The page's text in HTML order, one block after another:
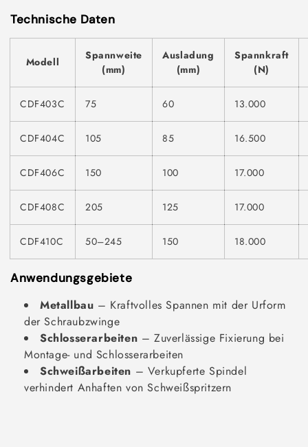
Technische Daten
Modell
Spannweite
(mm)
Ausladung
(mm)
Spannkraft
(N)
CDF403C 75 60 13.000
CDF404C 105 85 16.500
CDF406C 150 100 17.000
CDF408C 205 125 17.000
CDF410C 50–245 150 18.000
Anwendungsgebiete
Metallbau – Kraftvolles Spannen mit der Urform
der Schraubzwinge
Schlosserarbeiten – Zuverlässige Fixierung bei
Montage- und Schlosserarbeiten
Schweißarbeiten – Verkupferte Spindel
verhindert Anhaften von Schweißspritzern